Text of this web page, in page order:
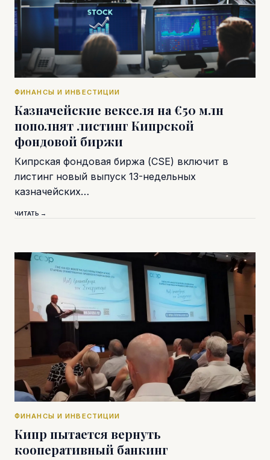
ФИНАНСЫ И ИНВЕСТИЦИИ
Казначейские векселя на €50 млн
пополнят листинг Кипрской
фондовой биржи
Кипрская фондовая биржа (CSE) включит в
листинг новый выпуск 13-недельных
казначейских…
ЧИТАТЬ →
ФИНАНСЫ И ИНВЕСТИЦИИ
Кипр пытается вернуть
кооперативный банкинг